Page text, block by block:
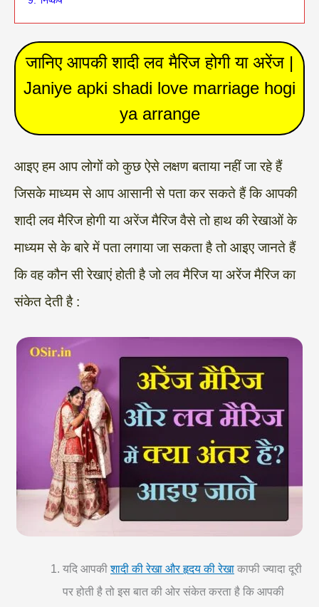
जानिए आपकी शादी लव मैरिज होगी या अरेंज |
Janiye apki shadi love marriage hogi
ya arrange
आइए हम आप लोगों को कुछ ऐसे लक्षण बताया नहीं जा रहे हैं
जिसके माध्यम से आप आसानी से पता कर सकते हैं कि आपकी
शादी लव मैरिज होगी या अरेंज मैरिज वैसे तो हाथ की रेखाओं के
माध्यम से के बारे में पता लगाया जा सकता है तो आइए जानते हैं
कि वह कौन सी रेखाएं होती है जो लव मैरिज या अरेंज मैरिज का
संकेत देती है :
यदि आपकीशादी की रेखा और हृदय की रेखा काफी ज्यादा दूरी
पर होती है तो इस बात की ओर संकेत करता है कि आपकी